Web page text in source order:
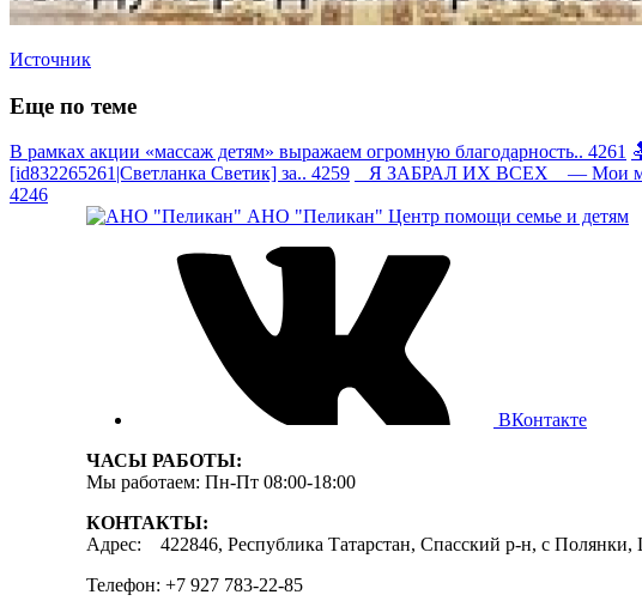
Источник
Еще по теме
В рамках акции «массаж детям» выражаем огромную благодарность.. 4261
[id832265261|Светланка Светик] за.. 4259
Я ЗАБРАЛ ИХ ВСЕХ — Мои
4246
АНО "Пеликан" Центр помощи семье и детям
ВКонтакте
ЧАСЫ РАБОТЫ:
Мы работаем: Пн-Пт 08:00-18:00
КОНТАКТЫ:
Адрес: 422846, Республика Татарстан, Спасский р-н, с Полянки,
Телефон: +7 927 783-22-85